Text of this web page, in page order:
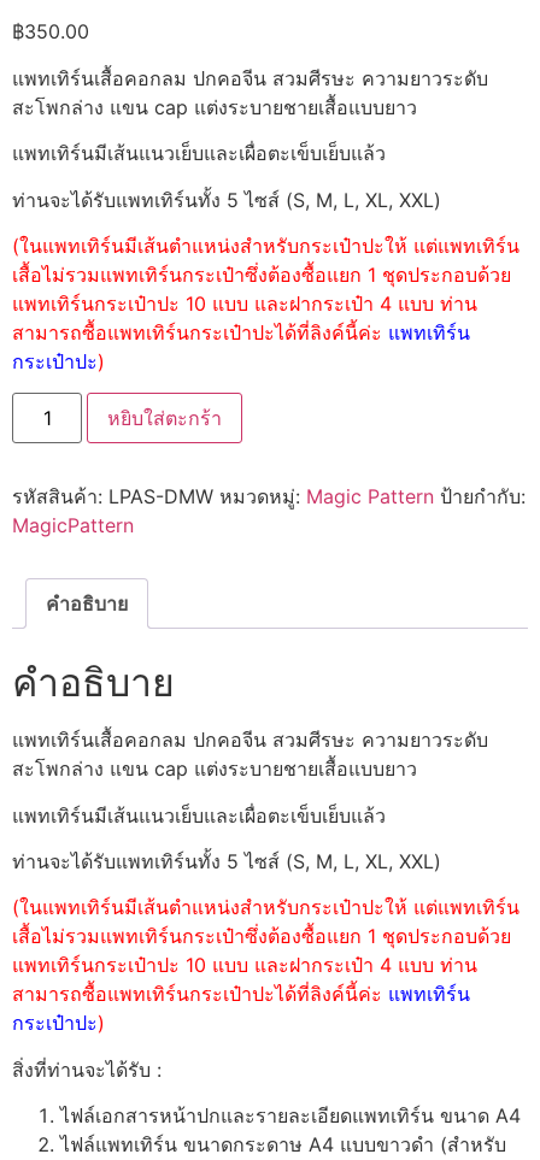
฿350.00
แพทเทิร์นเสื้อคอกลม ปกคอจีน สวมศีรษะ ความยาวระดับ
สะโพกล่าง แขน cap แต่งระบายชายเสื้อแบบยาว
แพทเทิร์นมีเส้นแนวเย็บและเผื่อตะเข็บเย็บแล้ว
ท่านจะได้รับแพทเทิร์นทั้ง 5 ไซส์ (S, M, L, XL, XXL)
(ในแพทเทิร์นมีเส้นตำแหน่งสำหรับกระเป๋าปะให้ แต่แพทเทิร์น
เสื้อไม่รวมแพทเทิร์นกระเป๋าซึ่งต้องซื้อแยก 1 ชุดประกอบด้วย
แพทเทิร์นกระเป๋าปะ 10 แบบ และฝากระเป๋า 4 แบบ ท่าน
สามารถซื้อแพทเทิร์นกระเป๋าปะได้ที่ลิงค์นี้ค่ะ แพทเทิร์น
กระเป๋าปะ)
หยิบใส่ตะกร้า
รหัสสินค้า: LPAS-DMW หมวดหมู่: Magic Pattern ป้ายกำกับ:
MagicPattern
คำอธิบาย
คำอธิบาย
แพทเทิร์นเสื้อคอกลม ปกคอจีน สวมศีรษะ ความยาวระดับ
สะโพกล่าง แขน cap แต่งระบายชายเสื้อแบบยาว
แพทเทิร์นมีเส้นแนวเย็บและเผื่อตะเข็บเย็บแล้ว
ท่านจะได้รับแพทเทิร์นทั้ง 5 ไซส์ (S, M, L, XL, XXL)
(ในแพทเทิร์นมีเส้นตำแหน่งสำหรับกระเป๋าปะให้ แต่แพทเทิร์น
เสื้อไม่รวมแพทเทิร์นกระเป๋าซึ่งต้องซื้อแยก 1 ชุดประกอบด้วย
แพทเทิร์นกระเป๋าปะ 10 แบบ และฝากระเป๋า 4 แบบ ท่าน
สามารถซื้อแพทเทิร์นกระเป๋าปะได้ที่ลิงค์นี้ค่ะ แพทเทิร์น
กระเป๋าปะ)
สิ่งที่ท่านจะได้รับ :
ไฟล์เอกสารหน้าปกและรายละเอียดแพทเทิร์น ขนาด A4
ไฟล์แพทเทิร์น ขนาดกระดาษ A4 แบบขาวดำ (สำหรับ